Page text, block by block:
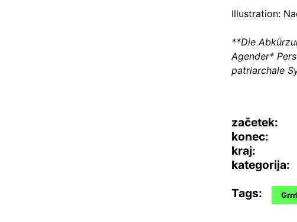
Illustration:
**Die
Agender*
patriarchale
začetek:
konec:
kraj:
kategorija:
Tags: